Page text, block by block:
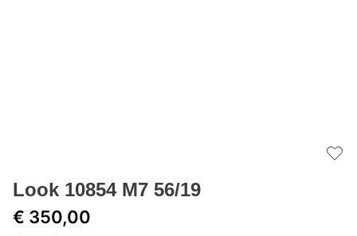
Look 10854 M7 56/19
€ 350,00